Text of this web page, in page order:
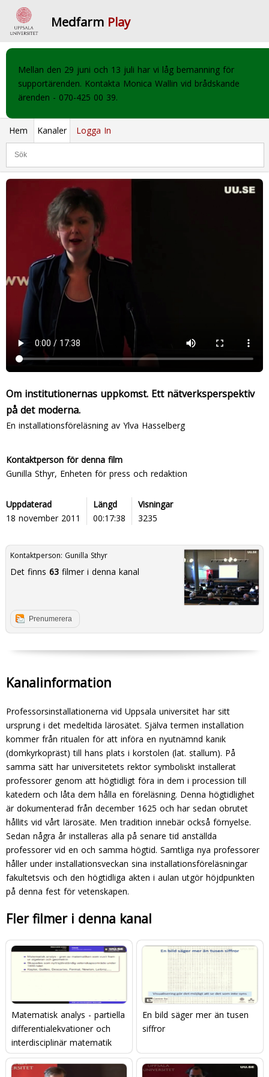
Medfarm Play
Mellan den 29 juni och 13 juli har vi låg bemanning för
supportärenden. Kontakta Monica Wallin vid brådskande
ärenden - 070-425 00 39.
Hem Kanaler Logga In
Om institutionernas uppkomst. Ett nätverksperspektiv
på det moderna.
En installationsföreläsning av Ylva Hasselberg
Kontaktperson för denna film
Gunilla Sthyr, Enheten för press och redaktion
Uppdaterad
18 november 2011
Längd
00:17:38
Visningar
3235
Kontaktperson: Gunilla Sthyr
Det finns 63filmer i denna kanal
Prenumerera
Kanalinformation
Professorsinstallationerna vid Uppsala universitet har sitt
ursprung i det medeltida lärosätet. Själva ter­men installation
kommer från ritualen för att in­föra en nyutnämnd kanik
(domkyrkopräst) till hans plats i korstolen (lat. stallum). På
samma sätt har universitetets rektor symboliskt installerat
professorer genom att högtidligt föra in dem i procession till
kate­dern och låta dem hålla en föreläsning. Denna högtidlig­het
är dokumenterad från december 1625 och har sedan obrutet
hållits vid vårt lärosäte. Men tradition innebär också förnyelse.
Sedan några år installeras alla på senare tid anställda
professorer vid en och samma högtid. Samt­liga nya professorer
håller under installationsveckan sina installationsföreläsningar
fakultetsvis och den högtidliga akten i aulan utgör höjdpunkten
på denna fest för ve­tenskapen.
Fler filmer i denna kanal
Matematisk analys - partiella
differentialekvationer och
interdisciplinär matematik
En bild säger mer än tusen
siffror